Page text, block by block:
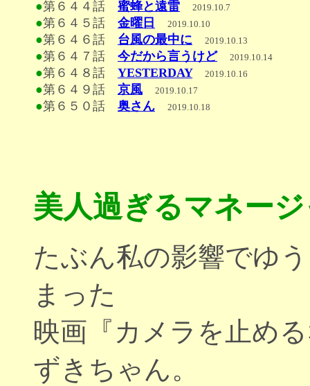
●第６４４話 蜜蜂と遠雷 2019.10.7
●第６４５話 金曜日 2019.10.10
●第６４６話 台風の最中に 2019.10.13
●第６４７話 今だから言うけど 2019.10.14
●第６４８話 YESTERDAY 2019.10.16
●第６４９話 京風 2019.10.17
●第６５０話 奥さん 2019.10.18
美人過ぎるマネー
たぶん私の影響でゆ
まった
映画『カメラを止め
ずきちゃん。